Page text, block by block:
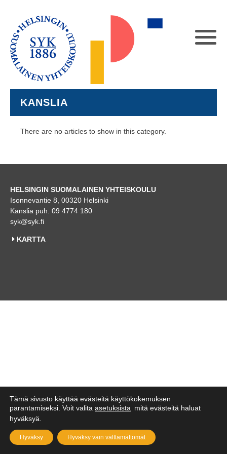
KANSLIA
There are no articles to show in this category.
HELSINGIN SUOMALAINEN YHTEISKOULU
Isonnevantie 8, 00320 Helsinki
Kanslia puh. 09 4774 180
syk@syk.fi
KARTTA
Tämä sivusto käyttää evästeitä käyttökokemuksen
parantamiseksi. Voit valita asetuksista mitä evästeitä haluat
hyväksyä.
Hyväksy Hyväksy vain välttämättömät